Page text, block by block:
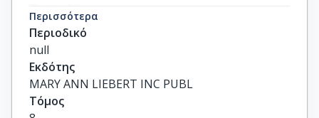
Tzetis, M
Kanavakis, E
Περισσότερα
Περιοδικό
null
Εκδότης
MARY ANN LIEBERT INC PUBL
Τόμος